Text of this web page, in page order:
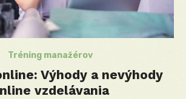
Tréning manažérov
Výhody a nevýhody
vzdelávania